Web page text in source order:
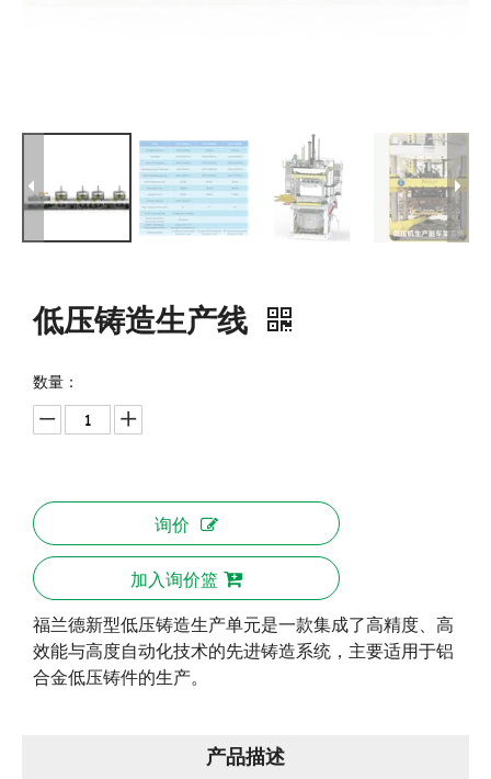
低压铸造生产线
数量：
询价
加入询价篮
福兰德新型低压铸造生产单元是一款集成了高精度、高
效能与高度自动化技术的先进铸造系统，主要适用于铝
合金低压铸件的生产。
产品描述